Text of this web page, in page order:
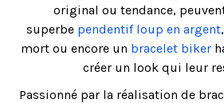
original ou tendance,
superbe pendentif loup en argent
mort ou encore un bracelet biker
créer un look qui leur
Passionné par la réalisation de